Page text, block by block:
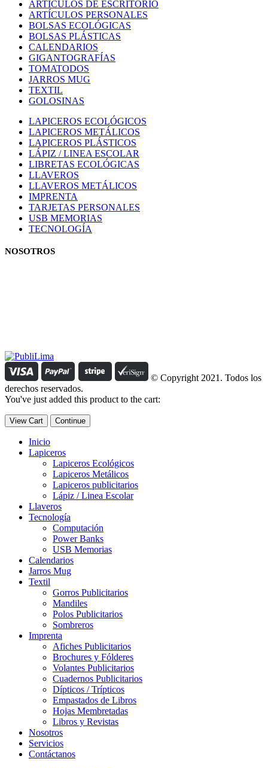
ARTÍCULOS DE ESCRITORIO
ARTÍCULOS PERSONALES
BOLSAS ECOLÓGICAS
BOLSAS PLÁSTICAS
CALENDARIOS
GIGANTOGRAFÍAS
TOMATODOS
JARROS MUG
TEXTIL
GOLOSINAS
LAPICEROS ECOLÓGICOS
LAPICEROS METÁLICOS
LAPICEROS PLÁSTICOS
LÁPIZ / LINEA ESCOLAR
LIBRETAS ECOLÓGICAS
LLAVEROS
LLAVEROS METÁLICOS
IMPRENTA
TARJETAS PERSONALES
USB MEMORIAS
TECNOLOGÍA
NOSOTROS
© Copyright 2021. Todos los
derechos reservados.
You've just added this product to the cart:
View Cart Continue
Inicio
Lapiceros
Lapiceros Ecológicos
Lapiceros Metálicos
Lapiceros publicitarios
Lápiz / Linea Escolar
Llaveros
Tecnología
Computación
Power Banks
USB Memorias
Calendarios
Jarros Mug
Textil
Gorros Publicitarios
Mandiles
Polos Publicitarios
Sombreros
Imprenta
Afiches Publicitarios
Brochures y Fólderes
Volantes Publicitarios
Cuadernos Publicitarios
Dípticos / Trípticos
Empastados de Libros
Hojas Membretadas
Libros y Revistas
Nosotros
Servicios
Contáctanos